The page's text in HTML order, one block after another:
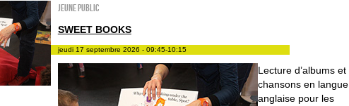
Jeune public
SWEET BOOKS
jeudi 17 septembre 2026 - 09:45-10:15
Lecture d’albums et
chansons en langue
anglaise pour les